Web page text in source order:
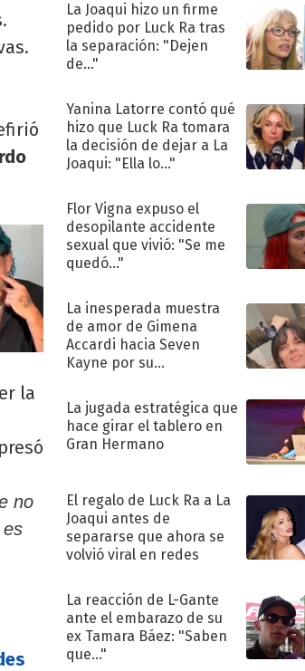
la
no
La Joaqui hizo un firme
pedido por Luck Ra tras
la separación: "Dejen
de..."
Yanina Latorre contó qué
hizo que Luck Ra tomara
la decisión de dejar a La
Joaqui: "Ella lo..."
Flor Vigna expuso el
desopilante accidente
sexual que vivió: "Se me
quedó..."
La inesperada muestra
de amor de Gimena
Accardi hacia Seven
Kayne por su
La jugada estratégica que
hace girar el tablero en
Gran Hermano
El regalo de Luck Ra a La
Joaqui antes de
separarse que ahora se
volvió viral en redes
La reacción de L-Gante
ante el embarazo de su
ex Tamara Báez: "Saben
que..."